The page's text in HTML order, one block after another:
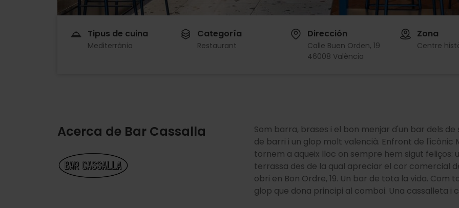
Tipus de cuina
Mediterrània
Categoría
Restaurant
Dirección
Calle Buen Orden, 19
46008 València
Zona
Centre
Acerca de Bar Cassalla
Imagen
Som barra, brases i el bon menjar d'un bar dels
de barri i un glop molt valencià. Enfront de
tornem a aqueix lloc on sempre hem sigut
terrassa des de la qual apreciar el cor comercial
obri en Bon Ordre, 19. Un bar de tota la vida. Com
glop que dona principi al comboi. Una cassalleta i